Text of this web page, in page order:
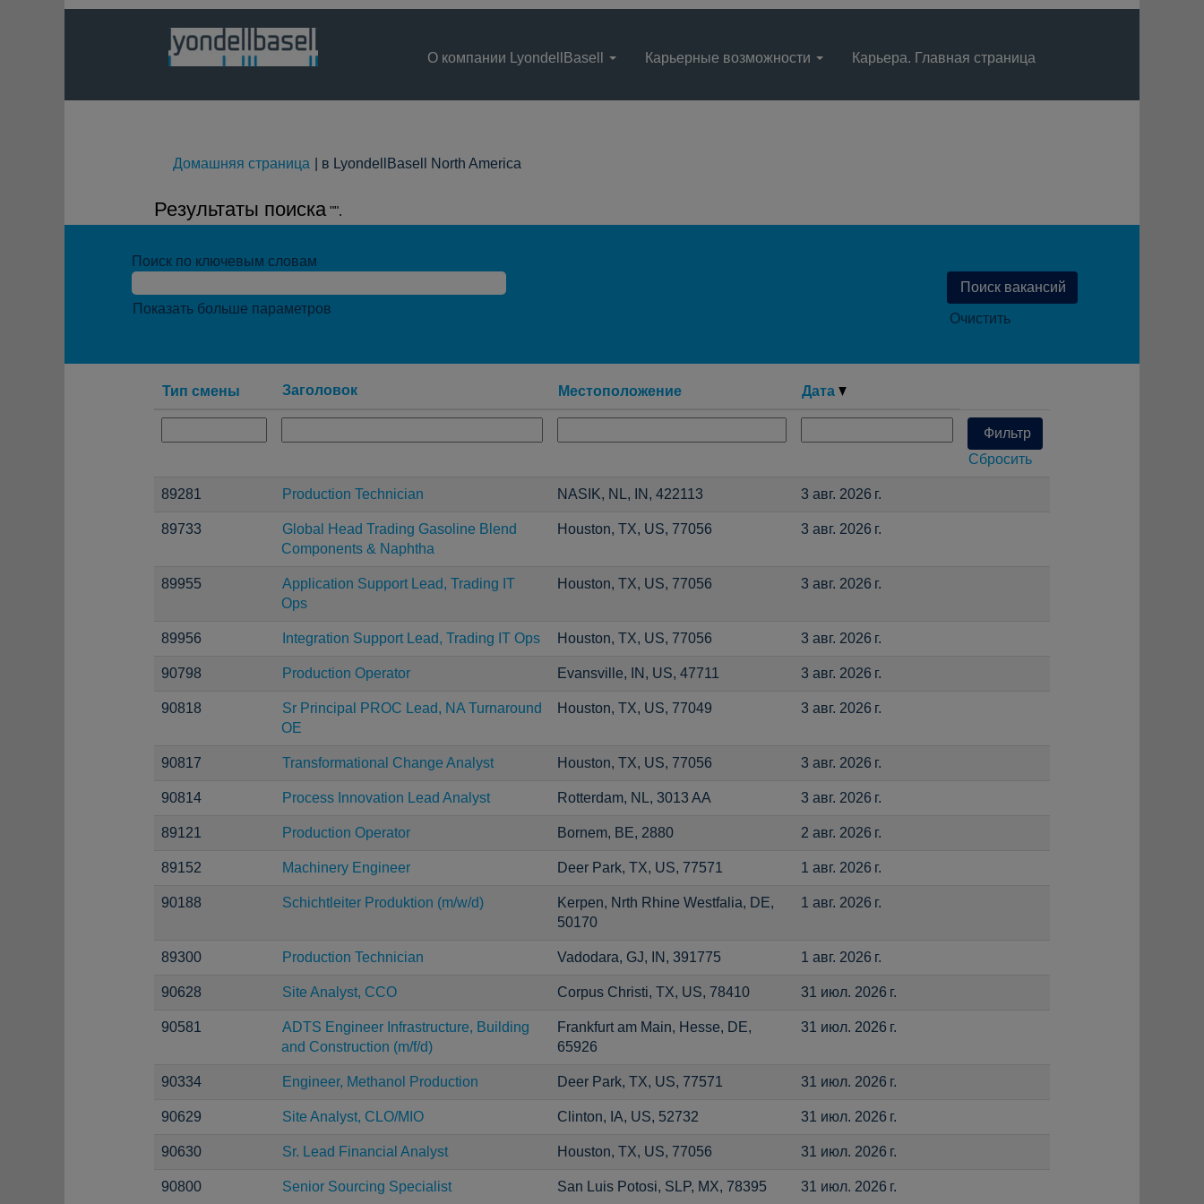
О компании LyondellBasell Карьерные возможности Карьера. Главная страница
Домашняя страница в LyondellBasell North America
Результаты поиска "".
Поиск по ключевым словам
Показать больше параметров
Очистить
Тип смены Заголовок Местоположение Дата
Сбросить
89281 Production Technician NASIK, NL, IN, 422113 3 авг. 2026 г.
89733
Global Head Trading Gasoline Blend
Components & Naphtha
Houston, TX, US, 77056 3 авг. 2026 г.
89955
Application Support Lead, Trading IT
Ops
Houston, TX, US, 77056 3 авг. 2026 г.
89956 Integration Support Lead, Trading IT Ops Houston, TX, US, 77056 3 авг. 2026 г.
90798 Production Operator Evansville, IN, US, 47711 3 авг. 2026 г.
90818
Sr Principal PROC Lead, NA Turnaround
OE
Houston, TX, US, 77049 3 авг. 2026 г.
90817 Transformational Change Analyst Houston, TX, US, 77056 3 авг. 2026 г.
90814 Process Innovation Lead Analyst Rotterdam, NL, 3013 AA 3 авг. 2026 г.
89121 Production Operator Bornem, BE, 2880 2 авг. 2026 г.
89152 Machinery Engineer Deer Park, TX, US, 77571 1 авг. 2026 г.
90188 Schichtleiter Produktion (m/w/d)
Kerpen, Nrth Rhine Westfalia, DE,
50170
1 авг. 2026 г.
89300 Production Technician Vadodara, GJ, IN, 391775 1 авг. 2026 г.
90628 Site Analyst, CCO Corpus Christi, TX, US, 78410 31 июл. 2026 г.
90581
ADTS Engineer Infrastructure, Building
and Construction (m/f/d)
Frankfurt am Main, Hesse, DE,
65926
31 июл. 2026 г.
90334 Engineer, Methanol Production Deer Park, TX, US, 77571 31 июл. 2026 г.
90629 Site Analyst, CLO/MIO Clinton, IA, US, 52732 31 июл. 2026 г.
90630 Sr. Lead Financial Analyst Houston, TX, US, 77056 31 июл. 2026 г.
90800 Senior Sourcing Specialist San Luis Potosi, SLP, MX, 78395 31 июл. 2026 г.